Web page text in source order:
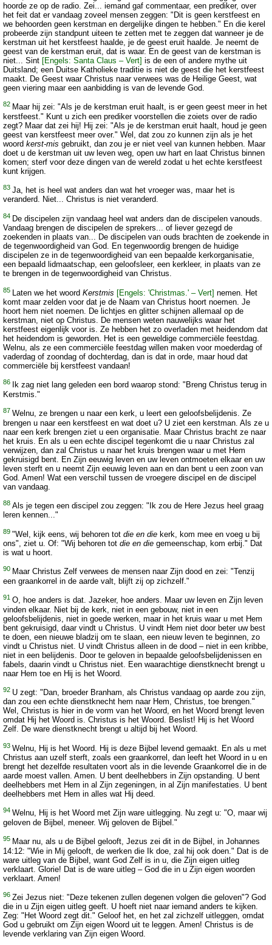
hoorde ze op de radio. Zei... iemand gaf commentaar, een prediker, over
het feit dat er vandaag zoveel mensen zeggen: "Dit is geen kerstfeest en
we behoorden geen kerstman en dergelijke dingen te hebben." En die kerel
probeerde zijn standpunt uiteen te zetten met te zeggen dat wanneer je de
kerstman uit het kerstfeest haalde, je de geest eruit haalde. Je neemt de
geest van de kerstman eruit, dat is waar. En de geest van de kerstman is
niet... Sint [Engels: Santa Claus – Vert] is de een of andere mythe uit
Duitsland; een Duitse Katholieke traditie is niet de geest die het kerstfeest
maakt. De Geest waar Christus naar verwees was de Heilige Geest, wat
geen viering maar een aanbidding is van de levende God.
82 Maar hij zei: "Als je de kerstman eruit haalt, is er geen geest meer in het
kerstfeest." Kunt u zich een prediker voorstellen die zoiets over de radio
zegt? Maar dat zei hij! Hij zei: "Als je de kerstman eruit haalt, houd je geen
geest van kerstfeest meer over." Wel, dat zou zo kunnen zijn als je het
woord kerst-mis gebruikt, dan zou je er niet veel van kunnen hebben. Maar
doet u de kerstman uit uw leven weg, open uw hart en laat Christus binnen
komen; sterf voor deze dingen van de wereld zodat u het echte kerstfeest
kunt krijgen.
83 Ja, het is heel wat anders dan wat het vroeger was, maar het is
veranderd. Niet... Christus is niet veranderd.
84 De discipelen zijn vandaag heel wat anders dan de discipelen vanouds.
Vandaag brengen de discipelen de sprekers... of liever gezegd de
zoekenden in plaats van... De discipelen van ouds brachten de zoekende in
de tegenwoordigheid van God. En tegenwoordig brengen de huidige
discipelen ze in de tegenwoordigheid van een bepaalde kerkorganisatie,
een bepaald lidmaatschap, een geloofsleer, een kerkleer, in plaats van ze
te brengen in de tegenwoordigheid van Christus.
85 Laten we het woord Kerstmis [Engels: 'Christmas.' – Vert] nemen. Het
komt maar zelden voor dat je de Naam van Christus hoort noemen. Je
hoort hem niet noemen. De lichtjes en glitter schijnen allemaal op de
kerstman, niet op Christus. De mensen weten nauwelijks waar het
kerstfeest eigenlijk voor is. Ze hebben het zo overladen met heidendom dat
het heidendom is geworden. Het is een geweldige commerciële feestdag.
Welnu, als ze een commerciële feestdag willen maken voor moederdag of
vaderdag of zoondag of dochterdag, dan is dat in orde, maar houd dat
commerciële bij kerstfeest vandaan!
86
Ik zag niet lang geleden een bord waarop stond: "Breng Christus terug in
Kerstmis."
87 Welnu, ze brengen u naar een kerk, u leert een geloofsbelijdenis. Ze
brengen u naar een kerstfeest en wat doet u? U ziet een kerstman. Als ze u
naar een kerk brengen ziet u een organisatie. Maar Christus bracht ze naar
het kruis. En als u een echte discipel tegenkomt die u naar Christus zal
verwijzen, dan zal Christus u naar het kruis brengen waar u met Hem
gekruisigd bent. En Zijn eeuwig leven en uw leven ontmoeten elkaar en uw
leven sterft en u neemt Zijn eeuwig leven aan en dan bent u een zoon van
God. Amen! Wat een verschil tussen de vroegere discipel en de discipel
van vandaag.
88 Als je tegen een discipel zou zeggen: "Ik zou de Here Jezus heel graag
leren kennen..."
89 "Wel, kijk eens, wij behoren tot die en die kerk, kom mee en voeg u bij
ons", ziet u. Of: "Wij behoren tot die en die gemeenschap, kom erbij." Dat
is wat u hoort.
90 Maar Christus Zelf verwees de mensen naar Zijn dood en zei: "Tenzij
een graankorrel in de aarde valt, blijft zij op zichzelf."
91 O, hoe anders is dat. Jazeker, hoe anders. Maar uw leven en Zijn leven
vinden elkaar. Niet bij de kerk, niet in een gebouw, niet in een
geloofsbelijdenis, niet in goede werken, maar in het kruis waar u met Hem
bent gekruisigd, daar vindt u Christus. U vindt Hem niet door beter uw best
te doen, een nieuwe bladzij om te slaan, een nieuw leven te beginnen, zo
vindt u Christus niet. U vindt Christus alleen in de dood – niet in een kribbe,
niet in een belijdenis. Door te geloven in bepaalde geloofsbelijdenissen en
fabels, daarin vindt u Christus niet. Een waarachtige dienstknecht brengt u
naar Hem toe en Hij is het Woord.
92 U zegt: "Dan, broeder Branham, als Christus vandaag op aarde zou zijn,
dan zou een echte dienstknecht hem naar Hem, Christus, toe brengen."
Wel, Christus is hier in de vorm van het Woord, en het Woord brengt leven
omdat Hij het Woord is. Christus is het Woord. Beslist! Hij is het Woord
Zelf. De ware dienstknecht brengt u altijd bij het Woord.
93 Welnu, Hij is het Woord. Hij is deze Bijbel levend gemaakt. En als u met
Christus aan uzelf sterft, zoals een graankorrel, dan leeft het Woord in u en
brengt het dezelfde resultaten voort als in die levende Graankorrel die in de
aarde moest vallen. Amen. U bent deelhebbers in Zijn opstanding. U bent
deelhebbers met Hem in al Zijn zegeningen, in al Zijn manifestaties. U bent
deelhebbers met Hem in alles wat Hij deed.
94 Welnu, Hij is het Woord met Zijn ware uitlegging. Nu zegt u: "O, maar wij
geloven de Bijbel, meneer. Wij geloven de Bijbel."
95 Maar nu, als u de Bijbel gelooft, Jezus zei dit in de Bijbel, in Johannes
14:12: "Wie in Mij gelooft, de werken die Ik doe, zal hij ook doen." Dat is de
ware uitleg van de Bijbel, want God Zelf is in u, die Zijn eigen uitleg
verklaart. Glorie! Dat is de ware uitleg – God die in u Zijn eigen woorden
verklaart. Amen!
96 Zei Jezus niet: "Deze tekenen zullen degenen volgen die geloven"? God
die in u Zijn eigen uitleg geeft. U hoeft niet naar iemand anders te kijken.
Zeg: "Het Woord zegt dit." Geloof het, en het zal zichzelf uitleggen, omdat
God u gebruikt om Zijn eigen Woord uit te leggen. Amen! Christus is de
levende verklaring van Zijn eigen Woord.